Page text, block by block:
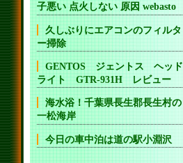
子悪い 点火しない 原因 webasto
久しぶりにエアコンのフィルタ
ー掃除
GENTOS ジェントス ヘッド
ライト GTR-931H レビュー
海水浴！千葉県長生郡長生村の
一松海岸
今日の車中泊は道の駅小淵沢